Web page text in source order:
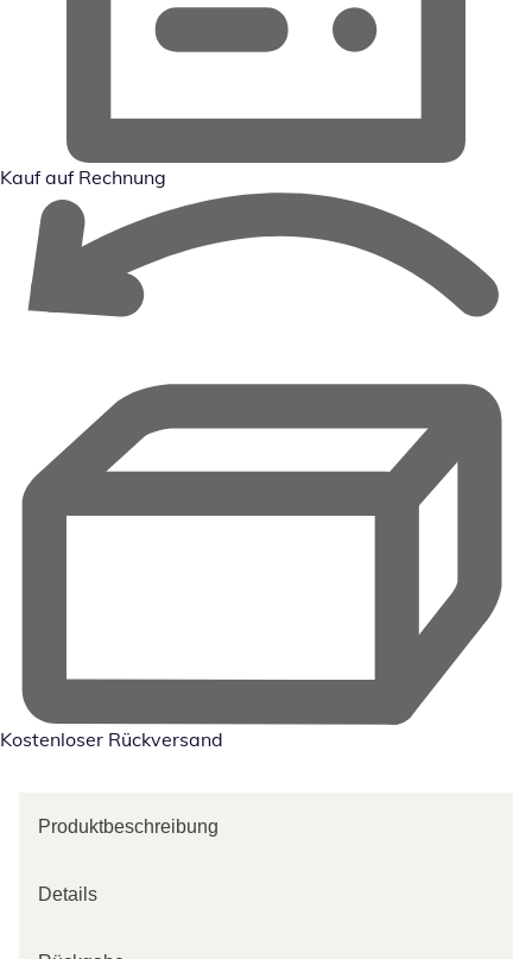
Kauf auf Rechnung
Kostenloser Rückversand
Produktbeschreibung
Details